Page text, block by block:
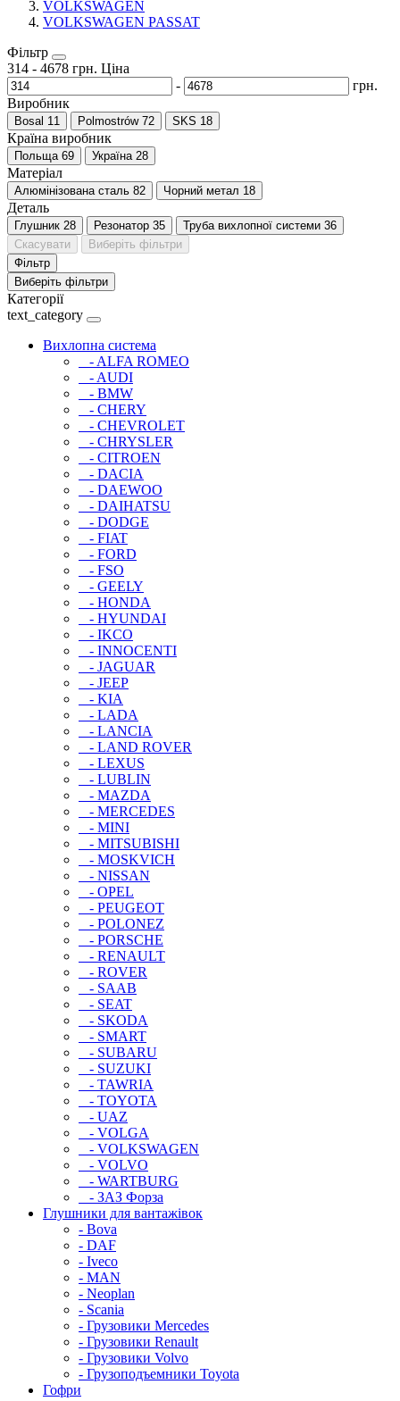
VOLKSWAGEN
VOLKSWAGEN PASSAT
Фільтр
314 - 4678 грн. Ціна
-
грн.
Виробник
Bosal 11 Polmostrów 72 SKS 18
Країна виробник
Польща 69 Україна 28
Матеріал
Алюмінізована сталь 82 Чорний метал 18
Деталь
Глушник 28 Резонатор 35 Труба вихлопної системи 36
Скасувати
Виберіть фільтри
Фільтр
Виберіть фільтри
Категорії
text_category
Вихлопна система
- ALFA ROMEO
- AUDI
- BMW
- CHERY
- CHEVROLET
- CHRYSLER
- CITROEN
- DACIA
- DAEWOO
- DAIHATSU
- DODGE
- FIAT
- FORD
- FSO
- GEELY
- HONDA
- HYUNDAI
- IKCO
- INNOCENTI
- JAGUAR
- JEEP
- KIA
- LADA
- LANCIA
- LAND ROVER
- LEXUS
- LUBLIN
- MAZDA
- MERCEDES
- MINI
- MITSUBISHI
- MOSKVICH
- NISSAN
- OPEL
- PEUGEOT
- POLONEZ
- PORSCHE
- RENAULT
- ROVER
- SAAB
- SEAT
- SKODA
- SMART
- SUBARU
- SUZUKI
- TAWRIA
- TOYOTA
- UAZ
- VOLGA
- VOLKSWAGEN
- VOLVO
- WARTBURG
- ЗАЗ Форза
Глушники для вантажівок
- Bova
- DAF
- Iveco
- MAN
- Neoplan
- Scania
- Грузовики Mercedes
- Грузовики Renault
- Грузовики Volvo
- Грузоподъемники Toyota
Гофри